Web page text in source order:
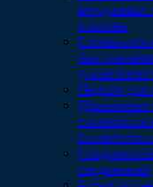
воздушных
клапана
управления
Педали для
Дренажные
соединения